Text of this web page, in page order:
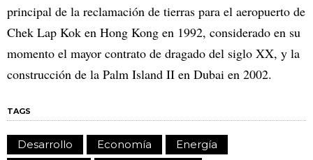
principal de la reclamación de tierras para el aeropuerto de
Chek Lap Kok en Hong Kong en 1992, considerado en su
momento el mayor contrato de dragado del siglo XX, y la
construcción de la Palm Island II en Dubai en 2002.
TAGS
Desarrollo Economía
Energía